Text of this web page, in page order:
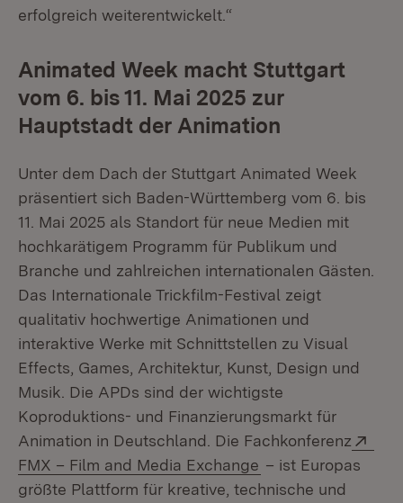
erfolgreich weiterentwickelt.“
Animated Week macht Stuttgart
vom 6. bis 11. Mai 2025 zur
Hauptstadt der Animation
Unter dem Dach der Stuttgart Animated Week
präsentiert sich Baden-Württemberg vom 6. bis
11. Mai 2025 als Standort für neue Medien mit
hochkarätigem Programm für Publikum und
Branche und zahlreichen internationalen Gästen.
Das Internationale Trickfilm-Festival zeigt
qualitativ hochwertige Animationen und
interaktive Werke mit Schnittstellen zu Visual
Effects, Games, Architektur, Kunst, Design und
Musik. Die APDs sind der wichtigste
Koproduktions- und Finanzierungsmarkt für
Animation in Deutschland. Die Fachkonferenz
FMX – Film and Media Exchange (Öffnet in neuem
– ist Europas
größte Plattform für kreative, technische und